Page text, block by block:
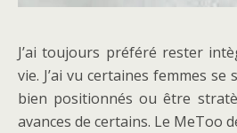
J’ai toujours préféré rester
vie. J’ai vu certaines femmes
bien positionnés ou être
avances de certains. Le MeToo